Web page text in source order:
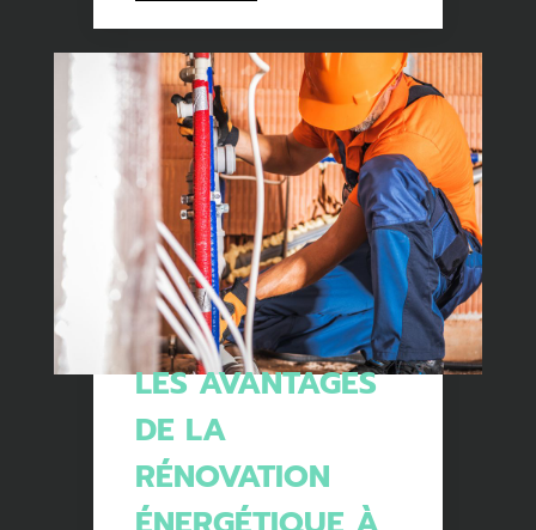
LES AVANTAGES
DE LA
RÉNOVATION